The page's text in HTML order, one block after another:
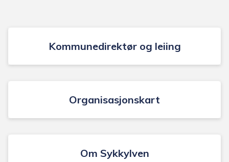
Kommunedirektør og leiing
Organisasjonskart
Om Sykkylven